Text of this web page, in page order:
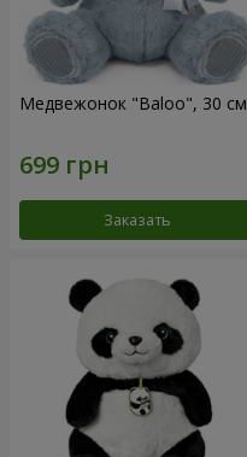
Медвежонок "Baloo", 30 см
Заказать